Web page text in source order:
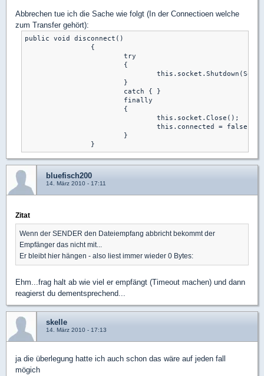
Abbrechen tue ich die Sache wie folgt (In der Connectioen welche
zum Transfer gehört):
public void disconnect()
bluefisch200
14. März 2010 - 17:11
Zitat
Wenn der SENDER den Dateiempfang abbricht bekommt der
Empfänger das nicht mit...
Er bleibt hier hängen - also liest immer wieder 0 Bytes:
Ehm...frag halt ab wie viel er empfängt (Timeout machen) und dann
reagierst du dementsprechend...
skelle
14. März 2010 - 17:13
ja die überlegung hatte ich auch schon das wäre auf jeden fall
mögich